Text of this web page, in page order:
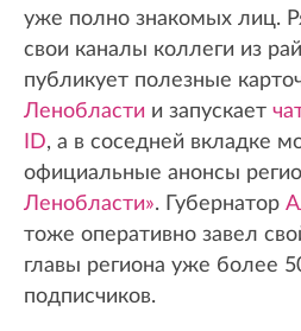
уже полно знакомых лиц.
свои каналы коллеги из
публикует полезные
Ленобласти и запускает
ID, а в соседней вкладке
официальные анонсы
Ленобласти». Губернатор
тоже оперативно завел
главы региона уже более
подписчиков.